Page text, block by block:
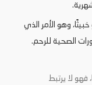
وهو الأمر الذي
الصحية للرحم.
فهو لا يرتبط